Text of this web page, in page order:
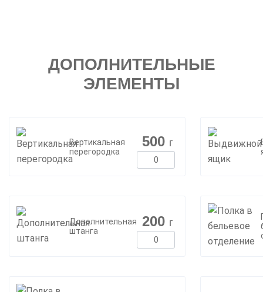
ДОПОЛНИТЕЛЬНЫЕ
ЭЛЕМЕНТЫ
Вертикальная
перегородка
500 г
Дополнительная
штанга
200 г